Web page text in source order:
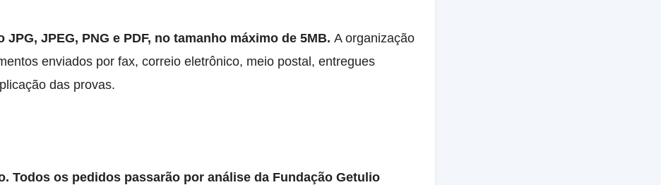
JPEG, PNG e PDF, no tamanho máximo de 5MB. A organização
enviados por fax, correio eletrônico, meio postal, entregues
das provas.
Todos os pedidos passarão por análise da Fundação Getulio